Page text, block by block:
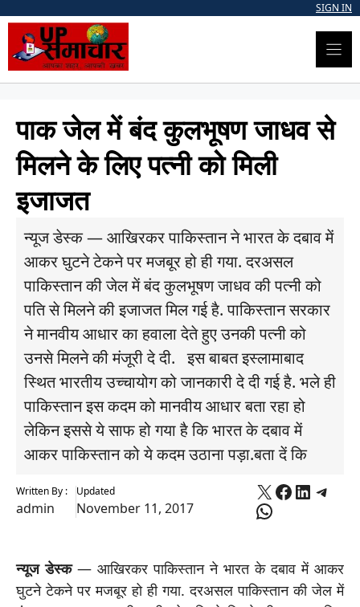
content
SIGN IN
पाक जेल में बंद कुलभूषण जाधव से
मिलने के लिए पत्नी को मिली
इजाजत
न्यूज डेस्क — आखिरकर पाकिस्तान ने भारत के दबाव में
आकर घुटने टेकने पर मजबूर हो ही गया. दरअसल
पाकिस्तान की जेल में बंद कुलभूषण जाधव की पत्नी को
पति से मिलने की इजाजत मिल गई है. पाकिस्तान सरकार
ने मानवीय आधार का हवाला देते हुए उनकी पत्नी को
उनसे मिलने की मंजूरी दे दी. इस बाबत इस्लामाबाद
स्थित भारतीय उच्चायोग को जानकारी दे दी गई है. भले ही
पाकिस्तान इस कदम को मानवीय आधार बता रहा हो
लेकिन इससे ये साफ हो गया है कि भारत के दबाव में
आकर पाकिस्तान को ये कदम उठाना पड़ा.बता दें कि
Written By :
admin
Updated
November 11, 2017
X Facebook
WhatsApp
न्यूज डेस्क— आखिरकर पाकिस्तान ने भारत के दबाव में आकर
घुटने टेकने पर मजबूर हो ही गया. दरअसल पाकिस्तान की जेल में